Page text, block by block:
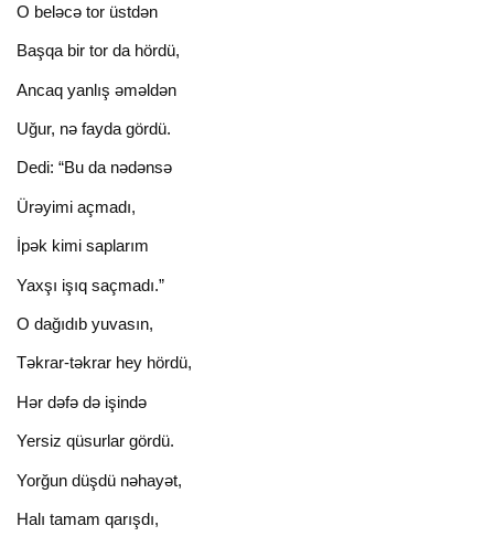
O beləcə tor üstdən
Başqa bir tor da hördü,
Ancaq yanlış əməldən
Uğur, nə fayda gördü.
Dedi: “Bu da nədənsə
Ürəyimi açmadı,
İpək kimi saplarım
Yaxşı işıq saçmadı.”
O dağıdıb yuvasın,
Təkrar-təkrar hey hördü,
Hər dəfə də işində
Yersiz qüsurlar gördü.
Yorğun düşdü nəhayət,
Halı tamam qarışdı,